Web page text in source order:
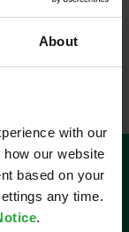
About
with our
our website
based on your
any time.
.